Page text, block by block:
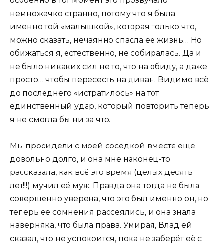
немножечко странно, потому что я была
именно той «малышкой», которая только что,
можно сказать, нечаянно спасла её жизнь… Но
обижаться я, естественно, не собиралась. Да и
не было никаких сил не то, что на обиду, а даже
просто… чтобы пересесть на диван. Видимо всё
до последнего «истратилось» на тот
единственный удар, который повторить теперь
я не смогла бы ни за что.
Мы просидели с моей соседкой вместе ещё
довольно долго, и она мне наконец-то
рассказала, как всё это время (целых десять
лет!!!) мучил её муж. Правда она тогда не была
совершенно уверена, что это был именно он, но
теперь её сомнения рассеялись, и она знала
наверняка, что была права. Умирая, Влад ей
сказал, что не успокоится, пока не заберёт её с